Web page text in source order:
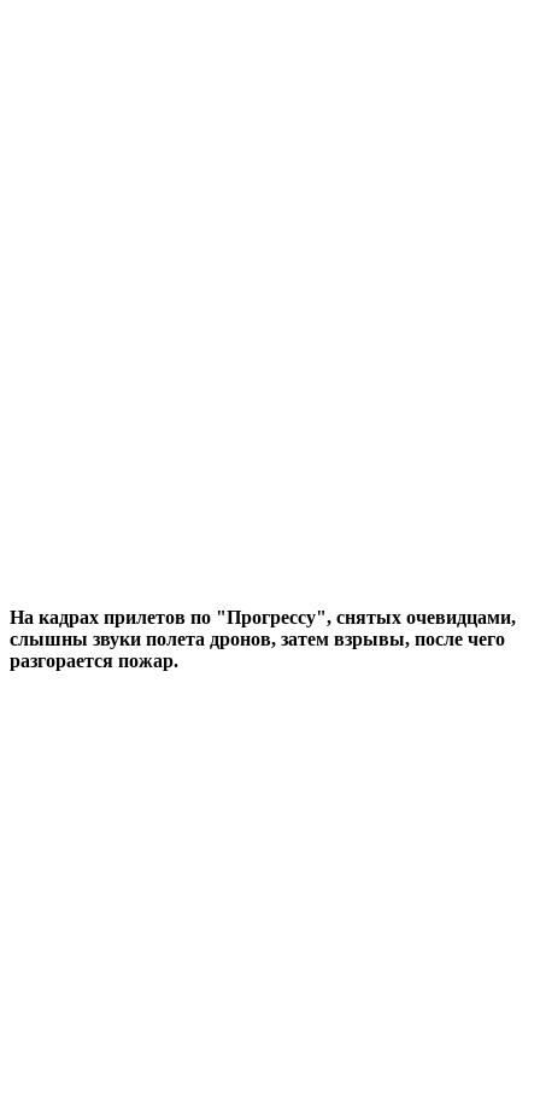
На кадрах прилетов по "Прогрессу", снятых очевидцами,
слышны звуки полета дронов, затем взрывы, после чего
разгорается пожар.